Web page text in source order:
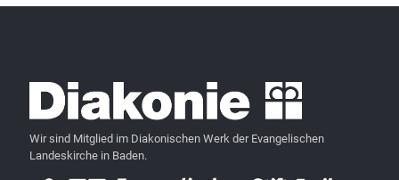
Wir sind Mitglied im Diakonischen Werk der Evangelischen
Landeskirche in Baden.